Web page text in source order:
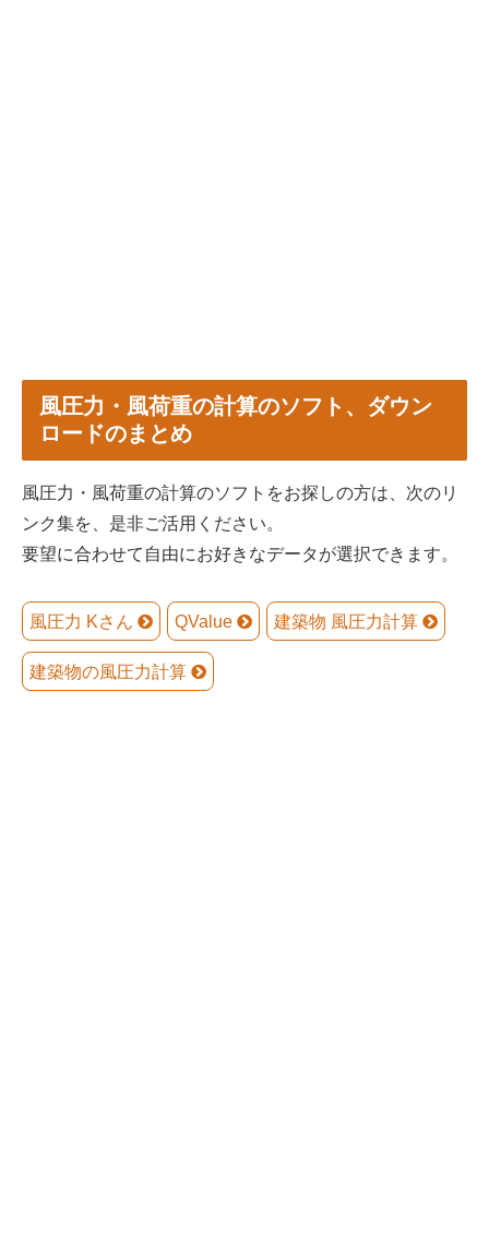
風圧力・風荷重の計算のソフト、ダウン
ロードのまとめ
風圧力・風荷重の計算のソフトをお探しの方は、次のリ
ンク集を、是非ご活用ください。
要望に合わせて自由にお好きなデータが選択できます。
風圧力 Kさん QValue 建築物 風圧力計算
建築物の風圧力計算